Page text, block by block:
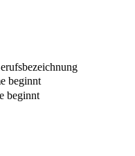
beginnt
beginnt